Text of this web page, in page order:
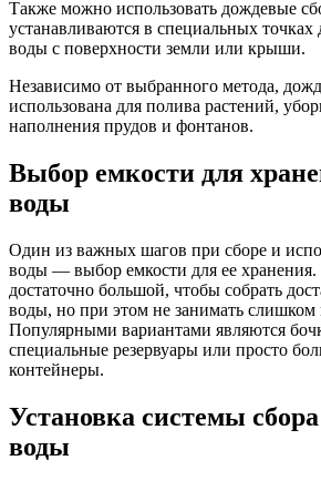
Также можно использовать дождевые
устанавливаются в специальных точках
воды с поверхности земли или крыши.
Независимо от выбранного метода,
использована для полива растений,
наполнения прудов и фонтанов.
Выбор емкости для
воды
Один из важных шагов при сборе и
воды — выбор емкости для ее
достаточно большой, чтобы собрать
воды, но при этом не занимать слишком
Популярными вариантами являются
специальные резервуары или просто
контейнеры.
Установка системы
воды